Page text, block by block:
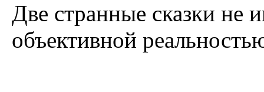
Две странные сказки не
объективной